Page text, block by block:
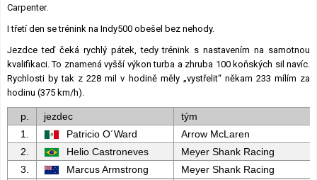
Carpenter.
I třetí den se trénink na Indy500 obešel bez nehody.
Jezdce teď čeká rychlý pátek, tedy trénink s nastavením na samotnou
kvalifikaci. To znamená vyšší výkon turba a zhruba 100 koňských sil navíc.
Rychlosti by tak z 228 mil v hodině měly „vystřelit“ někam 233 mílím za
hodinu (375 km/h).
p. jezdec
tým
1.
Patricio O´Ward
Arrow McLaren
2.
Helio Castroneves
Meyer Shank Racing
3.
Marcus Armstrong
Meyer Shank Racing